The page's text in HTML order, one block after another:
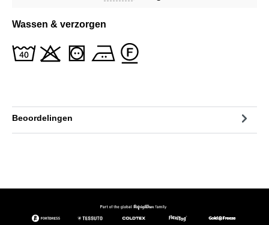
Beoordelingen
Wassen & verzorgen